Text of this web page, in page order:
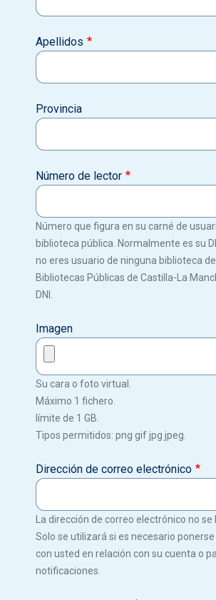
Apellidos
Provincia
Número de lector
Número que figura en su carné de
biblioteca pública. Normalmente es su
no eres usuario de ninguna biblioteca
Bibliotecas Públicas de Castilla-La
DNI.
Imagen
Su cara o foto virtual.
Máximo 1 fichero.
límite de 1 GB.
Tipos permitidos: png gif jpg jpeg.
Dirección de correo electrónico
La dirección de correo electrónico no se
Solo se utilizará si es necesario
con usted en relación con su cuenta o
notificaciones.